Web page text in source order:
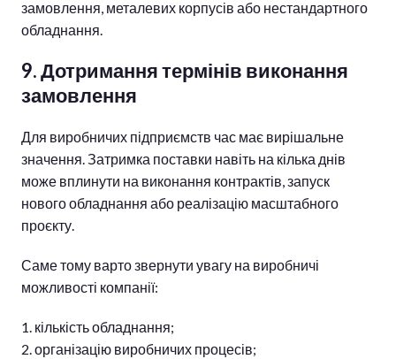
замовлення, металевих корпусів або нестандартного
обладнання.
9. Дотримання термінів виконання
замовлення
Для виробничих підприємств час має вирішальне
значення. Затримка поставки навіть на кілька днів
може вплинути на виконання контрактів, запуск
нового обладнання або реалізацію масштабного
проєкту.
Саме тому варто звернути увагу на виробничі
можливості компанії:
кількість обладнання;
організацію виробничих процесів;